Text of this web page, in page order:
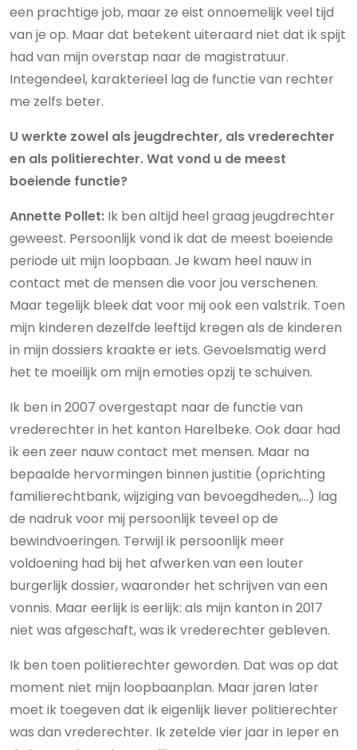
een prachtige job, maar ze eist onnoemelijk veel tijd
van je op. Maar dat betekent uiteraard niet dat ik spijt
had van mijn overstap naar de magistratuur.
Integendeel, karakterieel lag de functie van rechter
me zelfs beter.
U werkte zowel als jeugdrechter, als vrederechter
en als politierechter. Wat vond u de meest
boeiende functie?
Annette Pollet: Ik ben altijd heel graag jeugdrechter
geweest. Persoonlijk vond ik dat de meest boeiende
periode uit mijn loopbaan. Je kwam heel nauw in
contact met de mensen die voor jou verschenen.
Maar tegelijk bleek dat voor mij ook een valstrik. Toen
mijn kinderen dezelfde leeftijd kregen als de kinderen
in mijn dossiers kraakte er iets. Gevoelsmatig werd
het te moeilijk om mijn emoties opzij te schuiven.
Ik ben in 2007 overgestapt naar de functie van
vrederechter in het kanton Harelbeke. Ook daar had
ik een zeer nauw contact met mensen. Maar na
bepaalde hervormingen binnen justitie (oprichting
familierechtbank, wijziging van bevoegdheden,…) lag
de nadruk voor mij persoonlijk teveel op de
bewindvoeringen. Terwijl ik persoonlijk meer
voldoening had bij het afwerken van een louter
burgerlijk dossier, waaronder het schrijven van een
vonnis. Maar eerlijk is eerlijk: als mijn kanton in 2017
niet was afgeschaft, was ik vrederechter gebleven.
Ik ben toen politierechter geworden. Dat was op dat
moment niet mijn loopbaanplan. Maar jaren later
moet ik toegeven dat ik eigenlijk liever politierechter
was dan vrederechter. Ik zetelde vier jaar in Ieper en